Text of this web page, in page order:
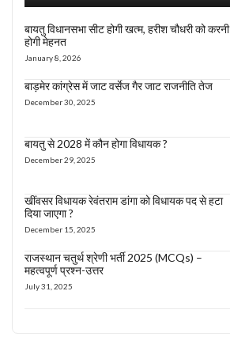
बायतु विधानसभा सीट होगी खत्म, हरीश चौधरी को करनी
होगी मेहनत
January 8, 2026
बाड़मेर कांग्रेस में जाट वर्सेज गैर जाट राजनीति तेज
December 30, 2025
बायतु से 2028 में कौन होगा विधायक ?
December 29, 2025
खींवसर विधायक रेवंतराम डांगा को विधायक पद से हटा
दिया जाएगा ?
December 15, 2025
राजस्थान चतुर्थ श्रेणी भर्ती 2025 (MCQs) –
महत्वपूर्ण प्रश्न-उत्तर
July 31, 2025